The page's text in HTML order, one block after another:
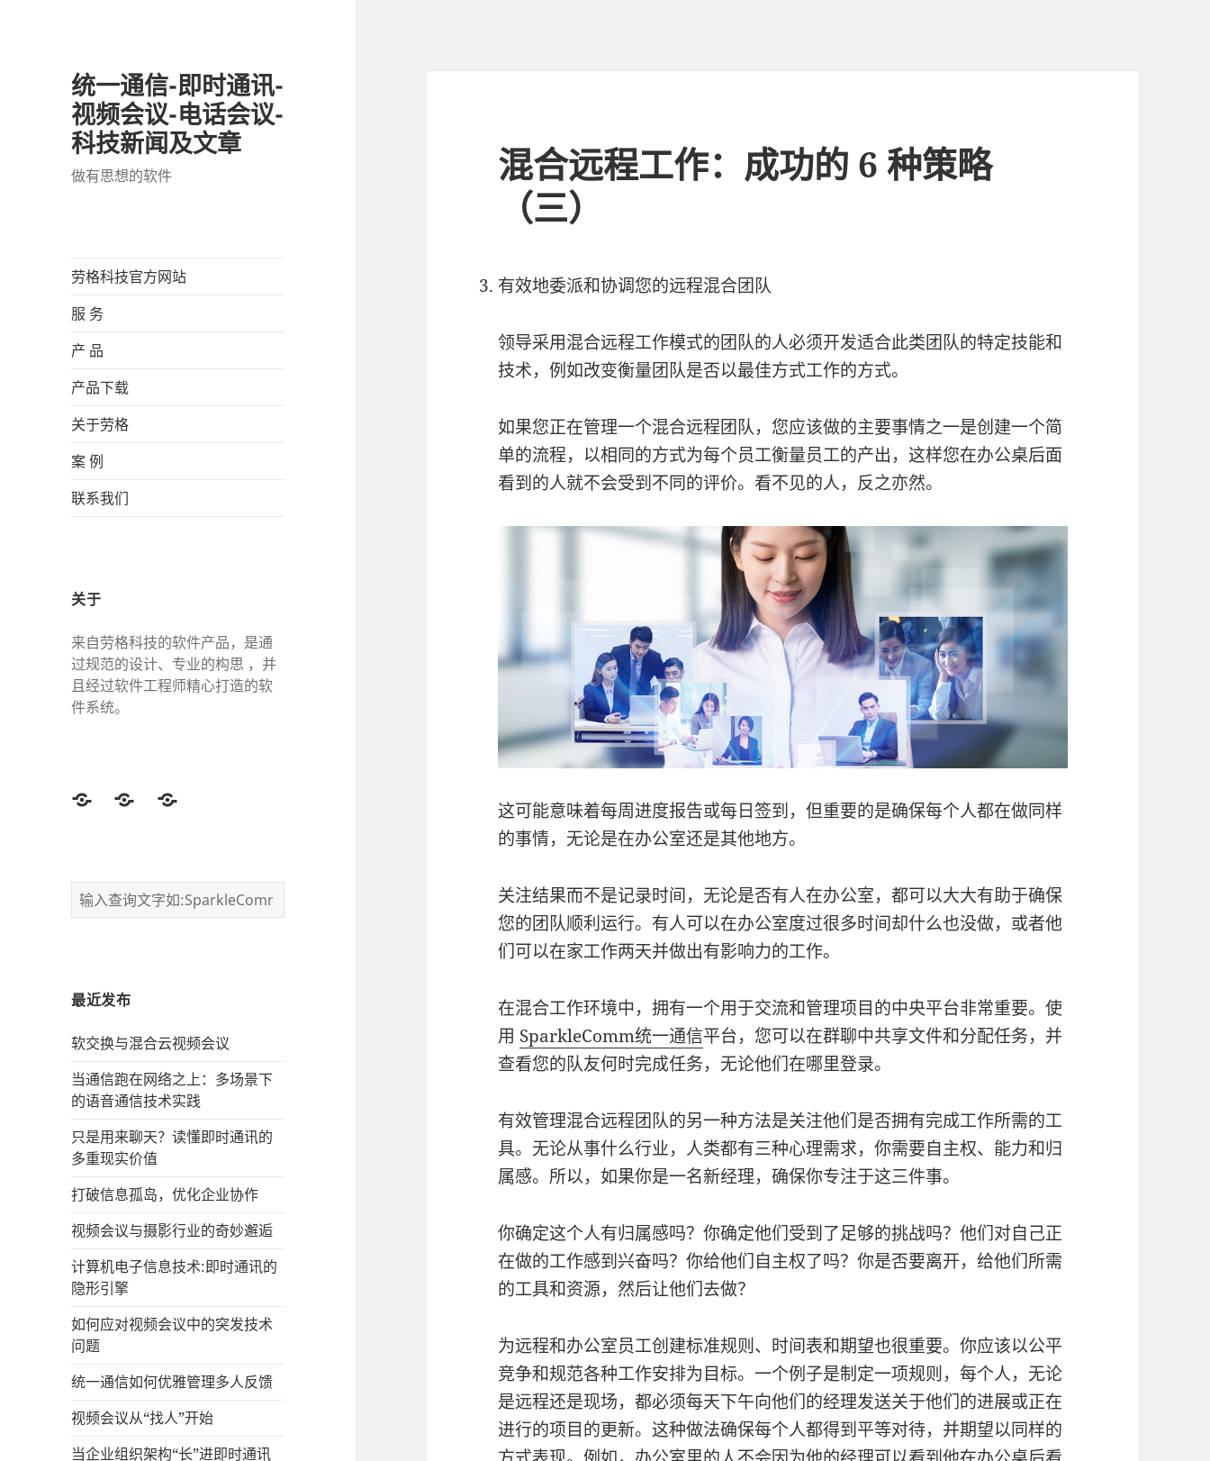
统一通信-即时通讯-
视频会议-电话会议-
科技新闻及文章
做有思想的软件
劳格科技官方网站
服 务
产 品
产品下载
关于劳格
案 例
联系我们
关于
来自劳格科技的软件产品，是通
过规范的设计、专业的构思 ，并
且经过软件工程师精心打造的软
件系统。
TwitterFacebookGoogle
最近发布
软交换与混合云视频会议
当通信跑在网络之上：多场景下
的语音通信技术实践
只是用来聊天？读懂即时通讯的
多重现实价值
打破信息孤岛，优化企业协作
视频会议与摄影行业的奇妙邂逅
计算机电子信息技术:即时通讯的
隐形引擎
如何应对视频会议中的突发技术
问题
统一通信如何优雅管理多人反馈
视频会议从“找人”开始
当企业组织架构“长”进即时通讯
混合远程工作：成功的 6 种策略
（三）
有效地委派和协调您的远程混合团队
领导采用混合远程工作模式的团队的人必须开发适合此类团队的特定技能和
技术，例如改变衡量团队是否以最佳方式工作的方式。
如果您正在管理一个混合远程团队，您应该做的主要事情之一是创建一个简
单的流程，以相同的方式为每个员工衡量员工的产出，这样您在办公桌后面
看到的人就不会受到不同的评价。看不见的人，反之亦然。
这可能意味着每周进度报告或每日签到，但重要的是确保每个人都在做同样
的事情，无论是在办公室还是其他地方。
关注结果而不是记录时间，无论是否有人在办公室，都可以大大有助于确保
您的团队顺利运行。有人可以在办公室度过很多时间却什么也没做，或者他
们可以在家工作两天并做出有影响力的工作。
在混合工作环境中，拥有一个用于交流和管理项目的中央平台非常重要。使
用 SparkleComm统一通信平台，您可以在群聊中共享文件和分配任务，并
查看您的队友何时完成任务，无论他们在哪里登录。
有效管理混合远程团队的另一种方法是关注他们是否拥有完成工作所需的工
具。无论从事什么行业，人类都有三种心理需求，你需要自主权、能力和归
属感。所以，如果你是一名新经理，确保你专注于这三件事。
你确定这个人有归属感吗？你确定他们受到了足够的挑战吗？他们对自己正
在做的工作感到兴奋吗？你给他们自主权了吗？你是否要离开，给他们所需
的工具和资源，然后让他们去做？
为远程和办公室员工创建标准规则、时间表和期望也很重要。你应该以公平
竞争和规范各种工作安排为目标。一个例子是制定一项规则，每个人，无论
是远程还是现场，都必须每天下午向他们的经理发送关于他们的进展或正在
进行的项目的更新。这种做法确保每个人都得到平等对待，并期望以同样的